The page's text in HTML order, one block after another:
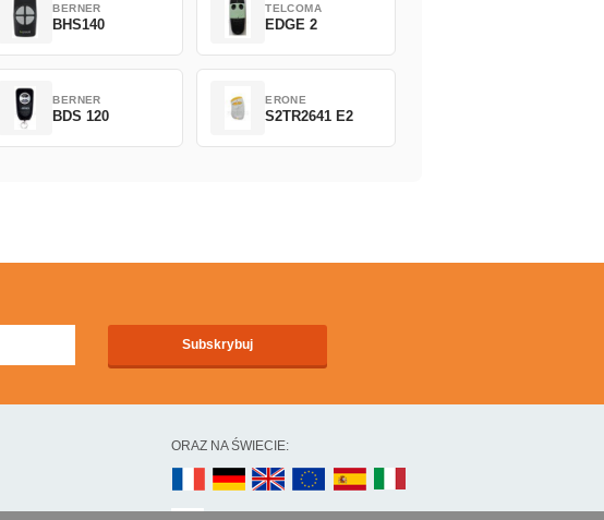
BERNER
BHS140
TELCOMA
EDGE 2
BERNER
BDS 120
ERONE
S2TR2641 E2
ORAZ NA ŚWIECIE: